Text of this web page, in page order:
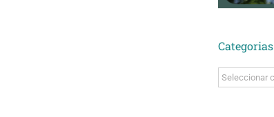
Categorias
Categorias